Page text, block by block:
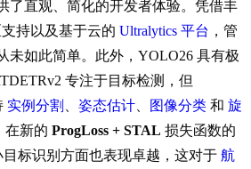
了直观、简化的开发者体验。凭借丰
持以及基于云的 Ultralytics 平台 ，管
未如此简单。此外，YOLO26 具有极
专注于目标检测，但
实例分割 姿态估计 图像分类 和 旋
在新的 ProgLoss + STAL 损失函数的
标识别方面也表现卓越，这对于 航